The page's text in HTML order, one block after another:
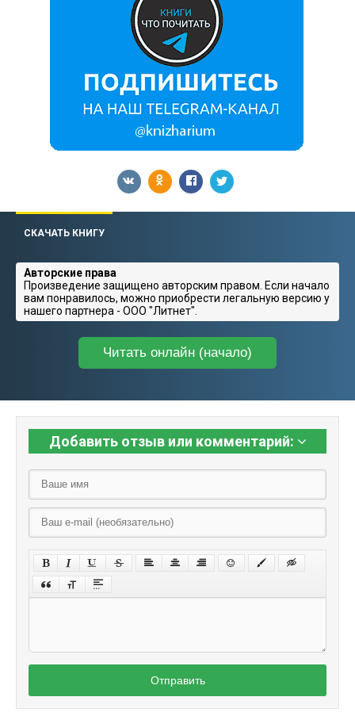
СКАЧАТЬ КНИГУ
Авторские права
Произведение защищено авторским правом. Если начало
вам понравилось, можно приобрести легальную версию у
нашего партнера - ООО "Литнет".
Читать онлайн (начало)
Добавить отзыв или комментарий:
Отправить